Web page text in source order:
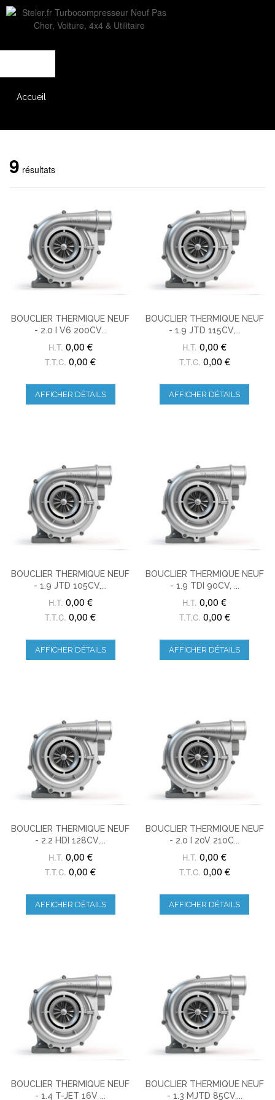
Accueil
9 résultats
BOUCLIER THERMIQUE NEUF
- 2.0 I V6 200CV...
H.T. 0,00 €
T.T.C. 0,00 €
AFFICHER DÉTAILS
BOUCLIER THERMIQUE NEUF
- 1.9 JTD 115CV,...
H.T. 0,00 €
T.T.C. 0,00 €
AFFICHER DÉTAILS
BOUCLIER THERMIQUE NEUF
- 1.9 JTD 105CV,...
H.T. 0,00 €
T.T.C. 0,00 €
AFFICHER DÉTAILS
BOUCLIER THERMIQUE NEUF
- 1.9 TDI 90CV, ...
H.T. 0,00 €
T.T.C. 0,00 €
AFFICHER DÉTAILS
BOUCLIER THERMIQUE NEUF
- 2.2 HDI 128CV,...
H.T. 0,00 €
T.T.C. 0,00 €
AFFICHER DÉTAILS
BOUCLIER THERMIQUE NEUF
- 2.0 I 20V 210C...
H.T. 0,00 €
T.T.C. 0,00 €
AFFICHER DÉTAILS
BOUCLIER THERMIQUE NEUF
- 1.4 T-JET 16V ...
BOUCLIER THERMIQUE NEUF
- 1.3 MJTD 85CV,...